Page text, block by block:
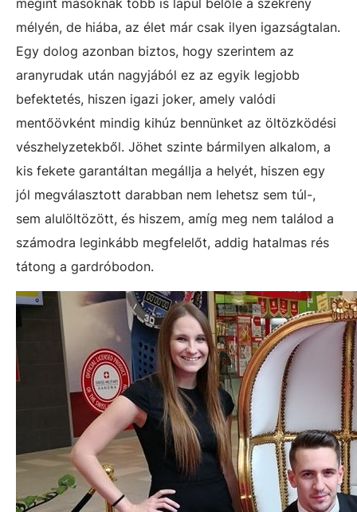
mélyén, de hiába, az élet már csak ilyen igazságtalan.
Egy dolog azonban biztos, hogy szerintem az
aranyrudak után nagyjából ez az egyik legjobb
befektetés, hiszen igazi joker, amely valódi
mentőövként mindig kihúz bennünket az öltözködési
vészhelyzetekből. Jöhet szinte bármilyen alkalom, a
kis fekete garantáltan megállja a helyét, hiszen egy
jól megválasztott darabban nem lehetsz sem túl-,
sem alulöltözött, és hiszem, amíg meg nem találod a
számodra leginkább megfelelőt, addig hatalmas rés
tátong a gardróbodon.